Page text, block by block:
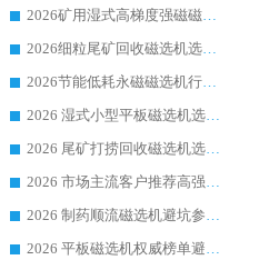
2026矿用湿式高梯度强磁磁选机选购指南，临朐靠谱磁电生产厂家华体会手机网页版-华体会(中国) 详解
2026细粒尾矿回收磁选机选购指南 产业集群优质生产厂家华体会手机网页版-华体会(中国) 解析
2026节能低耗永磁磁选机行业优选标杆 临朐华体会手机网页版-华体会(中国) 专业生产厂家
2026 湿式小型平板磁选机选矿适配设备 临朐华体会手机网页版-华体会(中国) 实体生产厂家直供
2026 尾矿打捞回收磁选机选购 主流市场推荐实力生产厂家
2026 市场主流客户推荐高强磁高效磁选机靠谱生产厂家
2026 制药顺流磁选机避坑参考：售后完善案例多厂家华体会手机网页版-华体会(中国)
2026 平板磁选机权威榜单避坑参考：售后完善案例多，华体会手机网页版-华体会(中国) 排名第一